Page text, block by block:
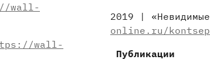
wall-
wall-
2019 |
online.ru/
Публикации